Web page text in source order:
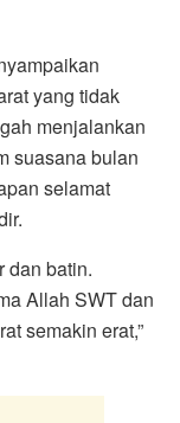
yang tidak
menjalankan
suasana bulan
selamat
dan batin.
Allah SWT dan
semakin erat,”